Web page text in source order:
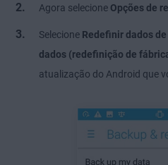
Agora selecione Opções de
Selecione Redefinir dados
dados (redefinição de
atualização do Android que